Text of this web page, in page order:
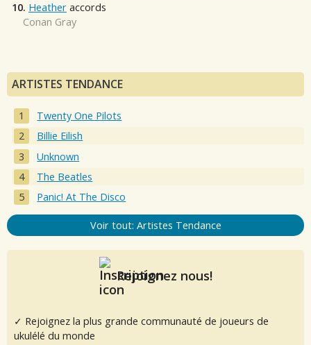
10. Heather accords
Conan Gray
ARTISTES TENDANCE
Twenty One Pilots
Billie Eilish
Unknown
The Beatles
Panic! At The Disco
Voir tout: Artistes Tendance
Rejoignez nous!
✓ Rejoignez la plus grande communauté de joueurs de
ukulélé du monde